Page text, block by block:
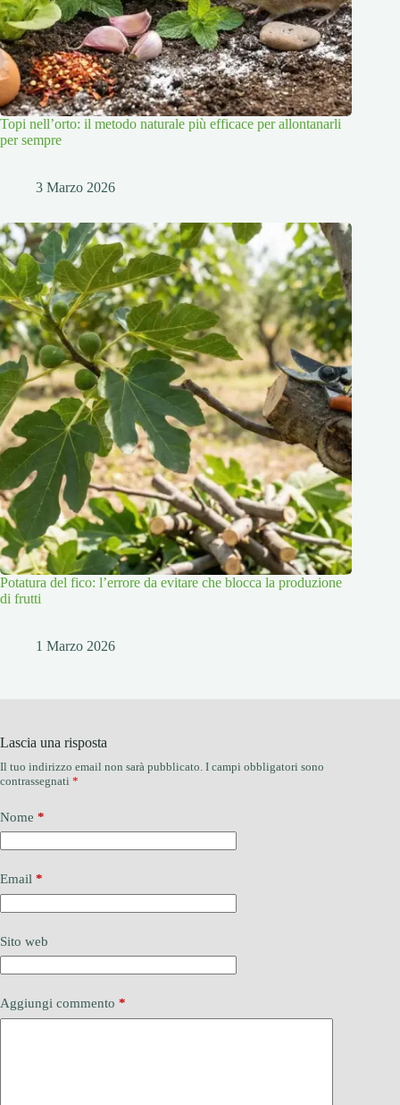
Topi nell’orto: il metodo naturale più efficace per allontanarli
per sempre
3 Marzo 2026
Potatura del fico: l’errore da evitare che blocca la produzione
di frutti
1 Marzo 2026
Lascia una risposta
Il tuo indirizzo email non sarà pubblicato. I campi obbligatori sono
contrassegnati *
Nome *
Email *
Sito web
Aggiungi commento *